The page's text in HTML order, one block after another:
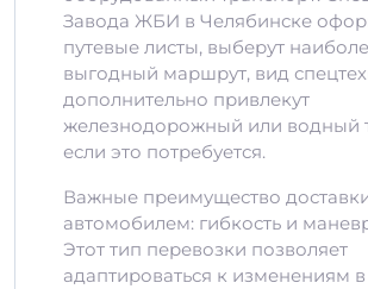
Завода ЖБИ в Челябинске
путевые листы, выберут
выгодный маршрут, вид
дополнительно привлекут
железнодорожный или водный
если это потребуется.
Важные преимущество
автомобилем: гибкость и
Этот тип перевозки позволяет
адаптироваться к изменениям